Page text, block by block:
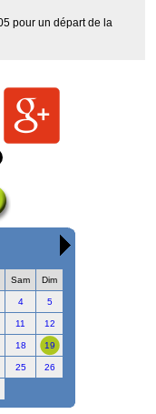
pour un départ de la
Sam Dim
4 5
11 12
18 19
25 26